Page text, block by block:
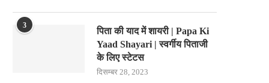
3
पिता की याद में शायरी | Papa Ki
Yaad Shayari | स्वर्गीय पिताजी
के लिए स्टेटस
दिसम्बर 28, 2023